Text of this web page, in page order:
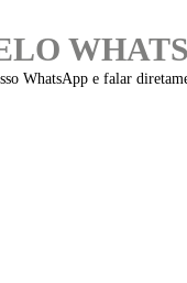
WhatsApp e falar